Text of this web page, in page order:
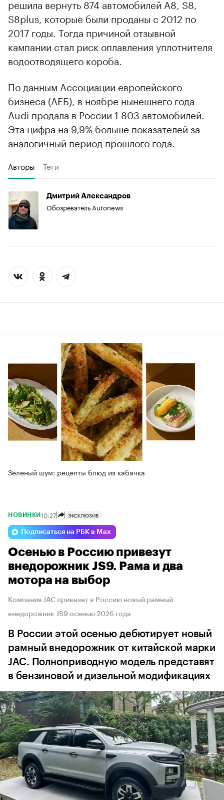
решила вернуть 874 автомобилей A8, S8,
S8plus, которые были проданы с 2012 по
2017 годы. Тогда причиной отзывной
кампании стал риск оплавления уплотнителя
водоотводящего короба.
По данным Ассоциации европейского
бизнеса (АЕБ), в ноябре нынешнего года
Audi продала в России 1 803 автомобилей.
Эта цифра на 9,9% больше показателей за
аналогичный период прошлого года.
Авторы Теги
Дмитрий Александров
Обозреватель Autonews
Зеленый шум: рецепты блюд из кабачка
НОВИНКИ 10:27 ЭКСКЛЮЗИВ
Подписаться на РБК в Max
Осенью в Россию привезут
внедорожник JS9. Рама и два
мотора на выбор
Компания JAC привезет в Россию новый рамный
внедорожник JS9 осенью 2026 года
В России этой осенью дебютирует новый
рамный внедорожник от китайской марки
JAC. Полноприводную модель представят
в бензиновой и дизельной модификациях